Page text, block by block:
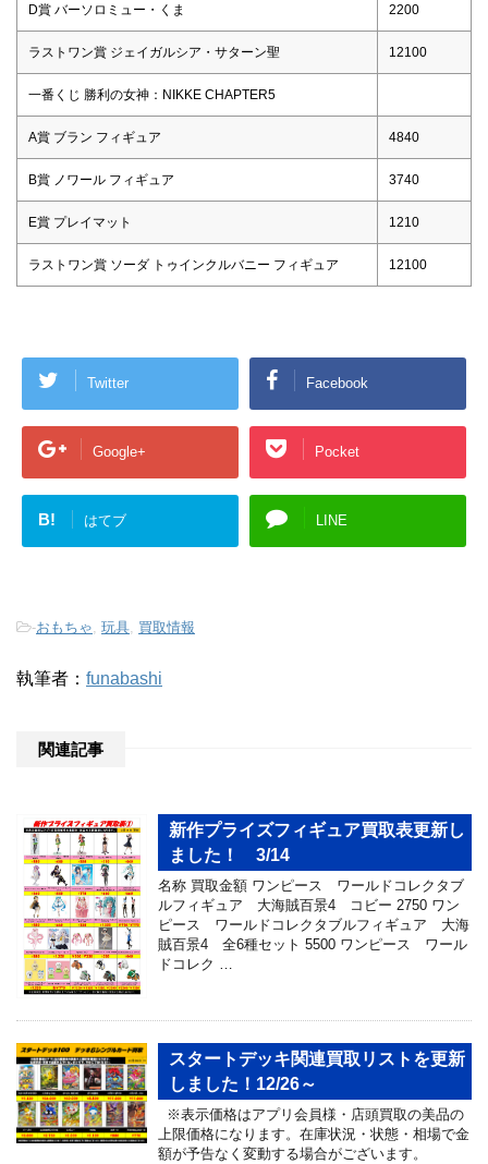
D賞 バーソロミュー・くま 2200
ラストワン賞 ジェイガルシア・サターン聖 12100
一番くじ 勝利の女神：NIKKE CHAPTER5
A賞 ブラン フィギュア 4840
B賞 ノワール フィギュア 3740
E賞 プレイマット 1210
ラストワン賞 ソーダ トゥインクルバニー フィギュア 12100
Twitter Facebook
Google+ Pocket
B! はてブ LINE
-おもちゃ 玩具 買取情報
執筆者： funabashi
関連記事
新作プライズフィギュア買取表更新し
ました！ 3/14
名称 買取金額 ワンピース ワールドコレクタブ
ルフィギュア 大海賊百景4 コビー 2750 ワン
ピース ワールドコレクタブルフィギュア 大海
賊百景4 全6種セット 5500 ワンピース ワール
ドコレク …
スタートデッキ関連買取リストを更新
しました！12/26～
※表示価格はアプリ会員様・店頭買取の美品の
上限価格になります。在庫状況・状態・相場で金
額が予告なく変動する場合がございます。